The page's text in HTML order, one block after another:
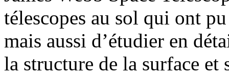
télescopes au sol qui ont
mais aussi d’étudier en
la structure de la surface et